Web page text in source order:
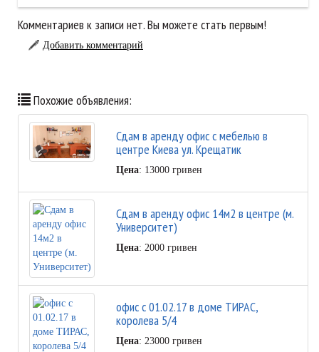
Комментариев к записи нет. Вы можете стать первым!
Добавить комментарий
Похожие объявления:
Сдам в аренду офис с мебелью в
центре Киева ул. Крещатик
Цена: 13000 гривен
Сдам в аренду офис 14м2 в центре (м.
Университет)
Цена: 2000 гривен
офис с 01.02.17 в доме ТИРАС,
королева 5/4
Цена: 23000 гривен